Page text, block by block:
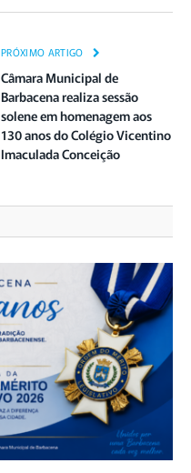
PRÓXIMO ARTIGO
Câmara Municipal de
Barbacena realiza sessão
solene em homenagem aos
130 anos do Colégio Vicentino
Imaculada Conceição